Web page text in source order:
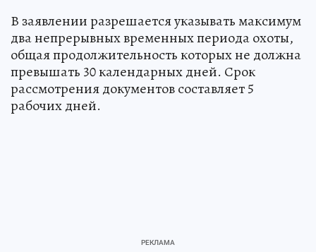
В заявлении разрешается указывать максимум
два непрерывных временных периода охоты,
общая продолжительность которых не должна
превышать 30 календарных дней. Срок
рассмотрения документов составляет 5
рабочих дней.